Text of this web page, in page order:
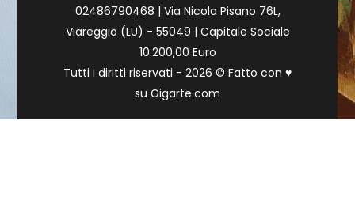
02486790468 | Via Nicola Pisano 76L,
Viareggio (LU) - 55049 | Capitale Sociale
10.200,00 Euro
Tutti i diritti riservati - 2026 © Fatto con ♥
su Gigarte.com